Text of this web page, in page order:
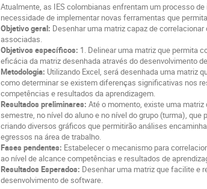
Atualmente, as IES colombianas enfrentam um processo
necessidade de implementar novas ferramentas que
Objetivo geral: Desenhar uma matriz capaz de
associadas.
Objetivos específicos: 1. Delinear uma matriz que permita
eficácia da matriz desenhada através do desenvolvimento
Metodologia: Utilizando Excel, será desenhada uma matriz
como determinar se existem diferenças significativas nos
competências e resultados da aprendizagem.
Resultados preliminares: Até o momento, existe uma
semestre, no nível do aluno e no nível do grupo (turma),
criando diversos gráficos que permitirão análises
egressos na área de trabalho.
Fases pendentes: Estabelecer o mecanismo para
ao nível de alcance competências e resultados de
Resultados Esperados: Desenhar uma matriz que facilite e
desenvolvimento de software.